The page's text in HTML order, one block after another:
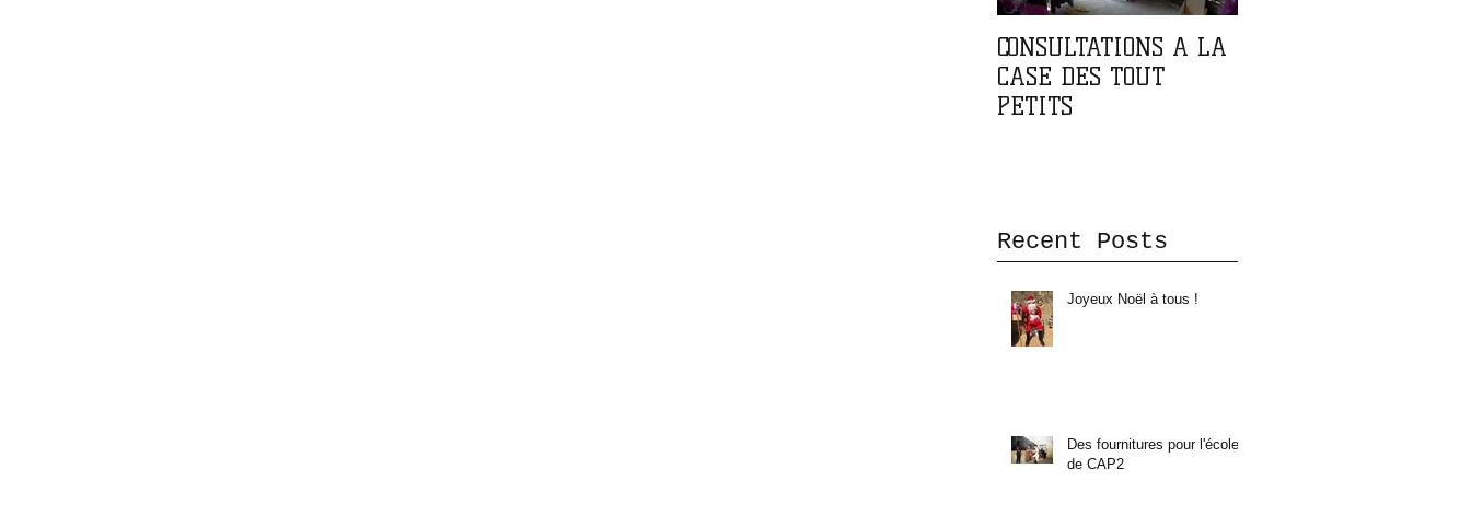
CONSULTATIONS A LA
CASE DES TOUT
PETITS
Recent Posts
Joyeux Noël à tous !
Des fournitures pour l'école
de CAP2